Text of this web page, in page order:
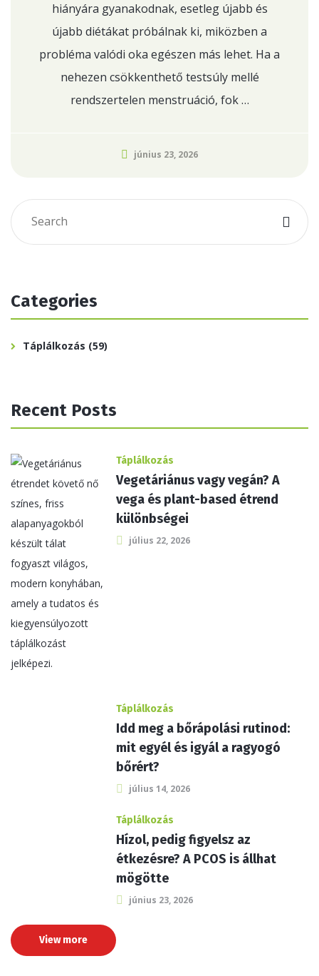
hiányára gyanakodnak, esetleg újabb és
újabb diétákat próbálnak ki, miközben a
probléma valódi oka egészen más lehet. Ha a
nehezen csökkenthető testsúly mellé
rendszertelen menstruáció, fok …
június 23, 2026
Categories
Táplálkozás (59)
Recent Posts
Táplálkozás
Vegetáriánus vagy vegán? A
vega és plant-based étrend
különbségei
július 22, 2026
Táplálkozás
Idd meg a bőrápolási rutinod:
mit egyél és igyál a ragyogó
bőrért?
július 14, 2026
Táplálkozás
Hízol, pedig figyelsz az
étkezésre? A PCOS is állhat
mögötte
június 23, 2026
View more